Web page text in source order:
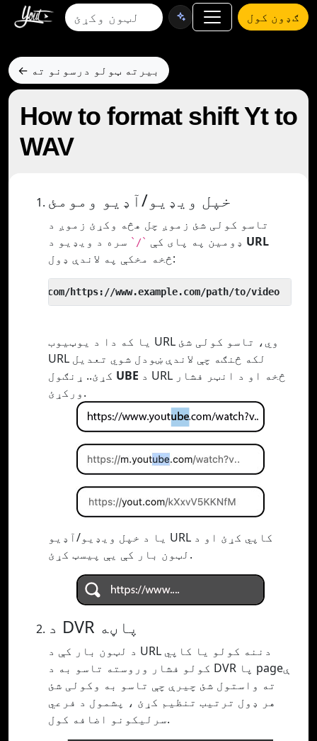
ګډون کول
← بیرته ټولو درسونو ته
How to format shift Yt to
WAV
خپل ویډیو/آډیو ومومئ
تاسو کولی شئ زموږ چل هڅه وکړئ زموږ د
ډومین په پای کې `/`
URL
څخه مخکې په لاندې ډول:
یا که دا د یوټیوب URL وي، تاسو کولی شئ
URL لکه څنګه چې لاندې ښودل شوي تعدیل
UBE
ورکړئ.
یا د خپل ویډیو/آډیو URL کاپي کړئ او د
لټون بار کې یې پیسټ کړئ.
د DVR پاڼه
د لټون بار کې د URL دننه کولو یا کاپي
کولو فشار وروسته تاسو به د DVR پا pageې
ته واستول شئ چیرې چې تاسو به وکولی شئ
هر ډول ترتیب تنظیم کړئ ، پشمول د فرعي
سرلیکونو اضافه کول.